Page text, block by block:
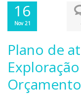
16
Nov 21
Plano de